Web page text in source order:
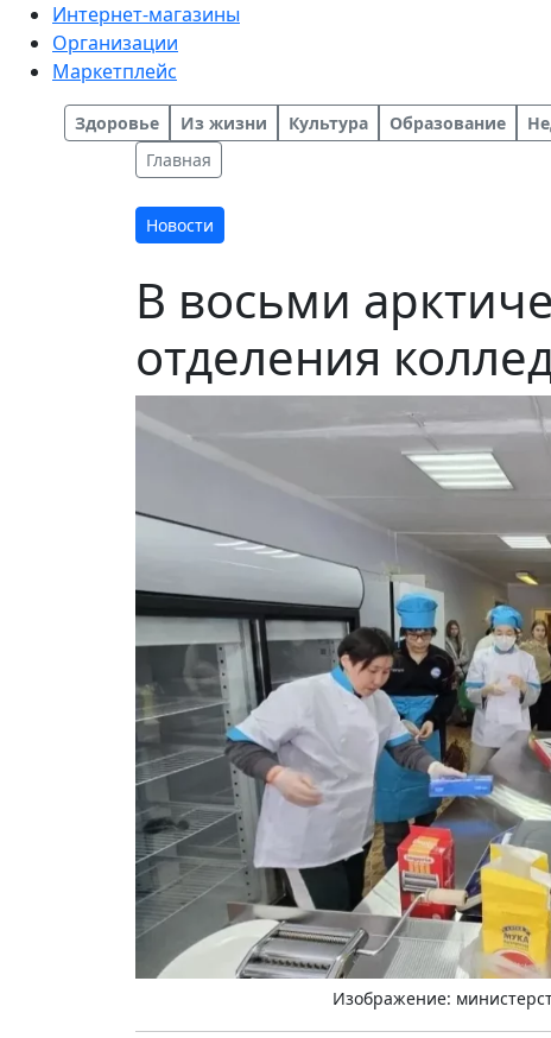
Интернет-магазины
Организации
Маркетплейс
Здоровье Из жизни Культура Образование
Главная
Новости
В восьми
отделения
Изображение: